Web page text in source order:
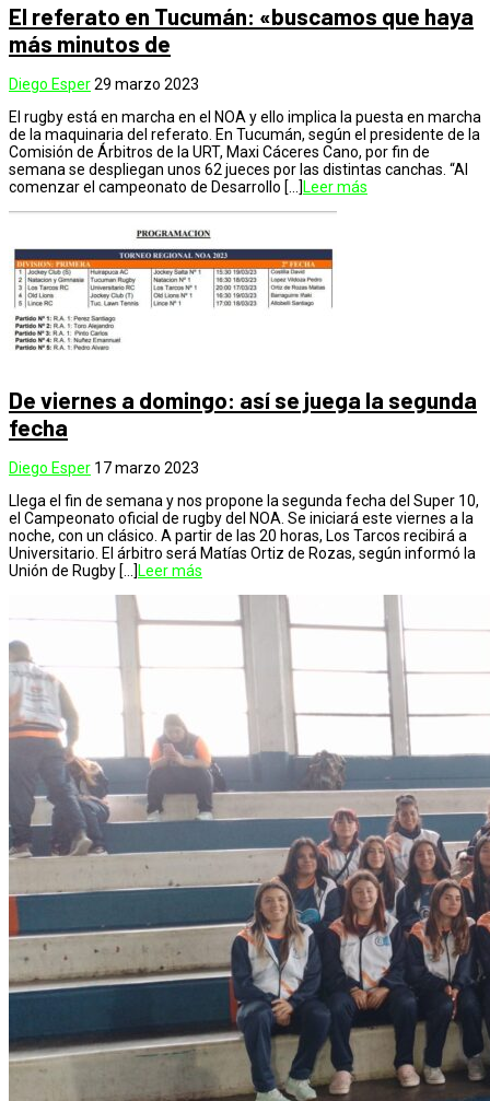
El referato en Tucumán: «buscamos que haya
más minutos de
Diego Esper29 marzo 2023
El rugby está en marcha en el NOA y ello implica la puesta en marcha
de la maquinaria del referato. En Tucumán, según el presidente de la
Comisión de Árbitros de la URT, Maxi Cáceres Cano, por fin de
semana se despliegan unos 62 jueces por las distintas canchas. “Al
comenzar el campeonato de Desarrollo […] Leer más
De viernes a domingo: así se juega la segunda
fecha
Diego Esper 17 marzo 2023
Llega el fin de semana y nos propone la segunda fecha del Super 10,
el Campeonato oficial de rugby del NOA. Se iniciará este viernes a la
noche, con un clásico. A partir de las 20 horas, Los Tarcos recibirá a
Universitario. El árbitro será Matías Ortiz de Rozas, según informó la
Unión de Rugby […] Leer más